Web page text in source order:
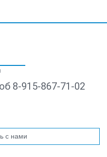
8-915-867-71-02
с нами